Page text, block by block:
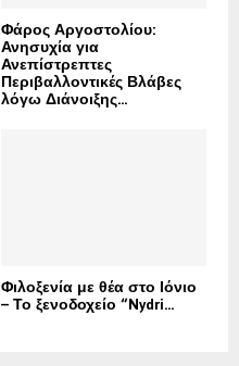
Φάρος Αργοστολίου:
Ανησυχία για
Ανεπίστρεπτες
Περιβαλλοντικές Βλάβες
λόγω Διάνοιξης...
Φιλοξενία με θέα στο Ιόνιο
– Το ξενοδοχείο “Nydri...